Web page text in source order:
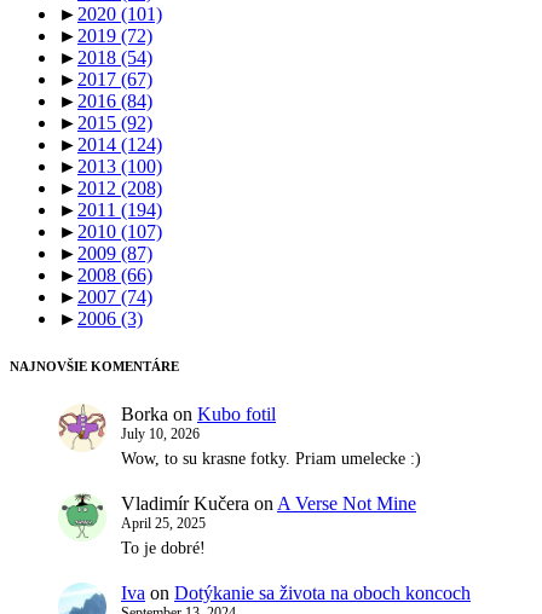
► 2020 (101)
► 2019 (72)
► 2018 (54)
► 2017 (67)
► 2016 (84)
► 2015 (92)
► 2014 (124)
► 2013 (100)
► 2012 (208)
► 2011 (194)
► 2010 (107)
► 2009 (87)
► 2008 (66)
► 2007 (74)
► 2006 (3)
NAJNOVŠIE KOMENTÁRE
Borka on Kubo fotil
July 10, 2026
Wow, to su krasne fotky. Priam umelecke :)
Vladimír Kučera on A Verse Not Mine
April 25, 2025
To je dobré!
Iva on Dotýkanie sa života na oboch koncoch